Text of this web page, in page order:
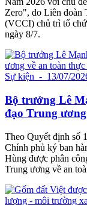
Zero", do Liên đoàn
(VCCI) chủ trì tổ
ngày 8/7.
Sự kiện - 13/07/
Bộ trưởng Lê
đạo Trung
Theo Quyết định số
Chính phủ ký ban
Hùng được phân
Trung ương về an